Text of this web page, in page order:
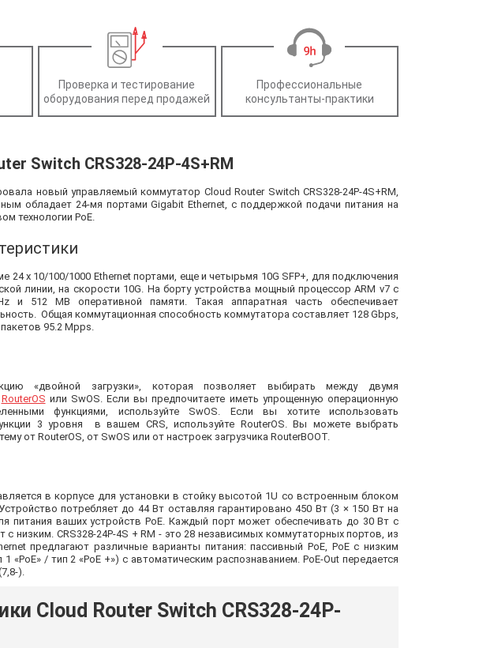
Проверка и тестирование
оборудования перед продажей
Профессиональные
консультанты-практики
Switch CRS328-24P-4S+RM
новый управляемый коммутатор Cloud Router Switch CRS328-24P-4S+RM,
обладает 24-мя портами Gigabit Ethernet, с поддержкой подачи питания на
технологии PoE.
24 х 10/100/1000 Ethernet портами, еще и четырьмя 10G SFP+, для подключения
линии, на скорости 10G. На борту устройства мощный процессор ARM v7 с
и 512 MB оперативной памяти. Такая аппаратная часть обеспечивает
Общая коммутационная способность коммутатора составляет 128 Gbps,
95.2 Mpps.
«двойной загрузки», которая позволяет выбирать между двумя
RouterOS или SwOS. Если вы предпочитаете иметь упрощенную операционную
функциями, используйте SwOS. Если вы хотите использовать
3 уровня в вашем CRS, используйте RouterOS. Вы можете выбрать
от RouterOS, от SwOS или от настроек загрузчика RouterBOOT.
в корпусе для установки в стойку высотой 1U со встроенным блоком
потребляет до 44 Вт оставляя гарантировано 450 Вт (3 × 150 Вт на
питания ваших устройств PoE. Каждый порт может обеспечивать до 30 Вт с
низким. CRS328-24P-4S + RM - это 28 независимых коммутаторных портов, из
предлагают различные варианты питания: пассивный PoE, PoE с низким
«PoE» / тип 2 «PoE +») с автоматическим распознаванием. PoE-Out передается
).
Cloud Router Switch CRS328-24P-